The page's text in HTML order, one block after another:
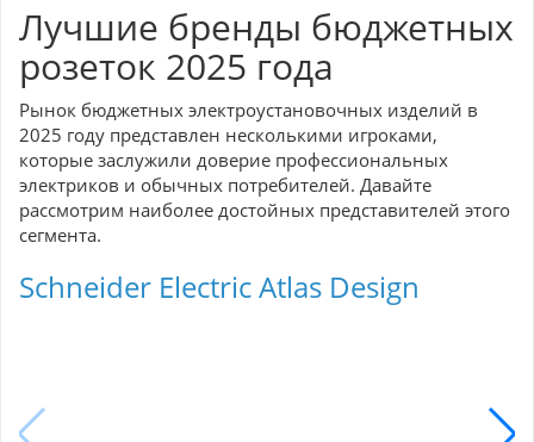
Лучшие бренды бюджетных
розеток 2025 года
Рынок бюджетных электроустановочных изделий в
2025 году представлен несколькими игроками,
которые заслужили доверие профессиональных
электриков и обычных потребителей. Давайте
рассмотрим наиболее достойных представителей этого
сегмента.
Schneider Electric Atlas Design